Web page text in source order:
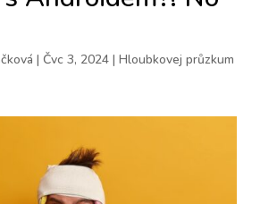
| Čvc 3, 2024| Hloubkovej průzkum